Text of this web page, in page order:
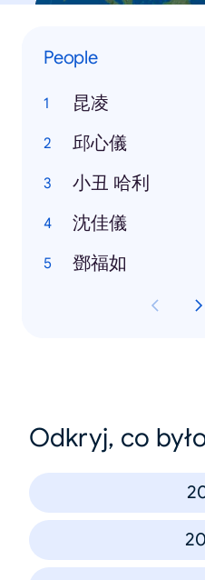
People
昆凌
邱心儀
小丑 哈利
沈佳儀
鄧福如
Odkryj, co